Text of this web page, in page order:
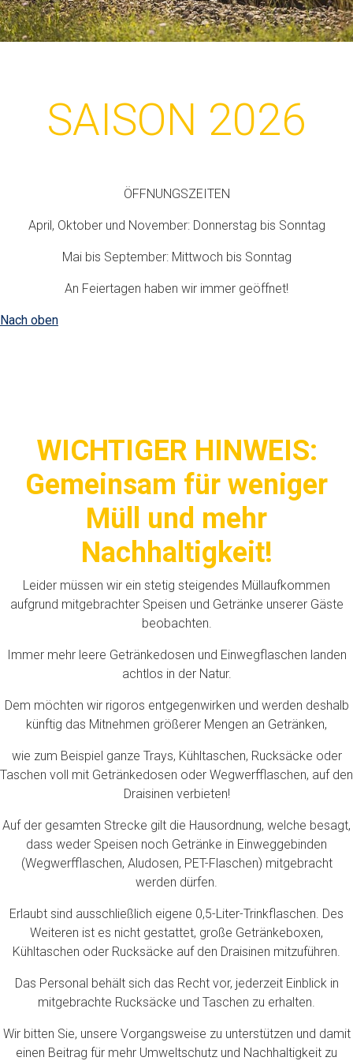
SAISON 2026
ÖFFNUNGSZEITEN
April, Oktober und November: Donnerstag bis Sonntag
Mai bis September: Mittwoch bis Sonntag
An Feiertagen haben wir immer geöffnet!
Nach oben
WICHTIGER HINWEIS:
Gemeinsam für weniger
Müll und mehr
Nachhaltigkeit!
Leider müssen wir ein stetig steigendes Müllaufkommen
aufgrund mitgebrachter Speisen und Getränke unserer Gäste
beobachten.
Immer mehr leere Getränkedosen und Einwegflaschen landen
achtlos in der Natur.
Dem möchten wir rigoros entgegenwirken und werden deshalb
künftig das Mitnehmen größerer Mengen an Getränken,
wie zum Beispiel ganze Trays, Kühltaschen, Rucksäcke oder
Taschen voll mit Getränkedosen oder Wegwerfflaschen, auf den
Draisinen verbieten!
Auf der gesamten Strecke gilt die Hausordnung, welche besagt,
dass weder Speisen noch Getränke in Einweggebinden
(Wegwerfflaschen, Aludosen, PET-Flaschen) mitgebracht
werden dürfen.
Erlaubt sind ausschließlich eigene 0,5-Liter-Trinkflaschen. Des
Weiteren ist es nicht gestattet, große Getränkeboxen,
Kühltaschen oder Rucksäcke auf den Draisinen mitzuführen.
Das Personal behält sich das Recht vor, jederzeit Einblick in
mitgebrachte Rucksäcke und Taschen zu erhalten.
Wir bitten Sie, unsere Vorgangsweise zu unterstützen und damit
einen Beitrag für mehr Umweltschutz und Nachhaltigkeit zu